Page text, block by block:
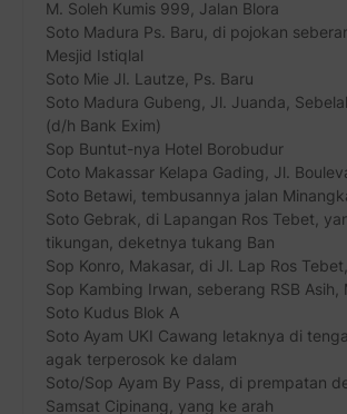
M. Soleh Kumis 999, Jalan Blora
Soto Madura Ps. Baru, di pojokan
Mesjid Istiqlal
Soto Mie Jl. Lautze, Ps. Baru
Soto Madura Gubeng, Jl. Juanda,
(d/h Bank Exim)
Sop Buntut-nya Hotel Borobudur
Coto Makassar Kelapa Gading, Jl.
Soto Betawi, tembusannya jalan
Soto Gebrak, di Lapangan Ros Tebet,
tikungan, deketnya tukang Ban
Sop Konro, Makasar, di Jl. Lap Ros
Sop Kambing Irwan, seberang RSB Asih,
Soto Kudus Blok A
Soto Ayam UKI Cawang letaknya di
agak terperosok ke dalam
Soto/Sop Ayam By Pass, di prempatan
Samsat Cipinang, yang ke arah